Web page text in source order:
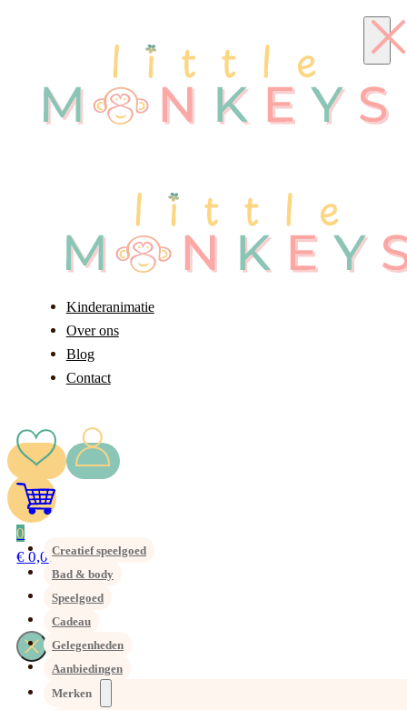
Kinderanimatie
Over ons
Blog
Contact
0
€ 0,00Creatief speelgoed
Bad & body
Speelgoed
Cadeau
Gelegenheden
Aanbiedingen
Merken